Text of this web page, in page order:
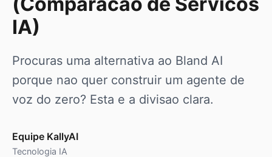
IA)
Procuras uma alternativa ao Bland AI
porque nao quer construir um agente de
voz do zero? Esta e a divisao clara.
Equipe KallyAI
Tecnologia IA